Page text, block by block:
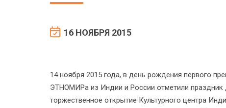
16 НОЯБРЯ 2015
14 ноября 2015 года, в день рождения первого
ЭТНОМИРа из Индии и России отметили
торжественное открытие Культурного центра